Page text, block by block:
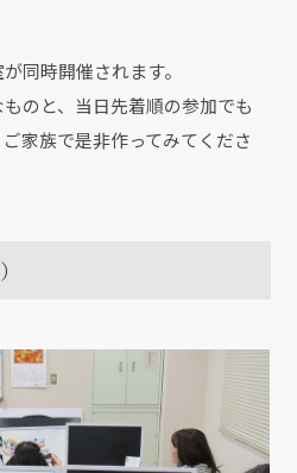
同時開催されます。
のと、当日先着順の参加でも
家族で是非作ってみてくださ